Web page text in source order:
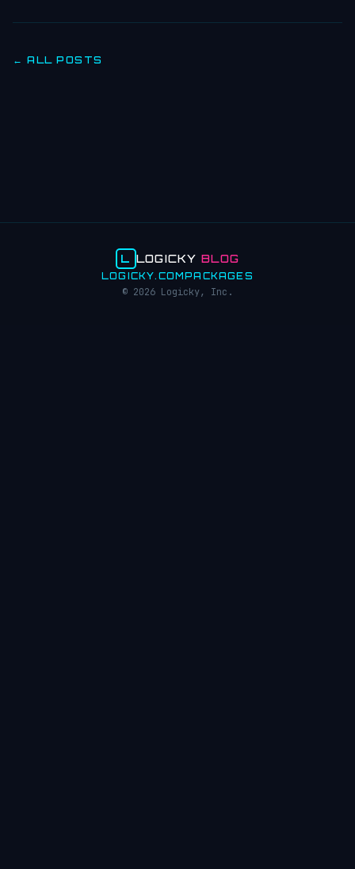
← ALL POSTS
L LOGICKYBLOG
LOGICKY.COMPACKAGES
© 2026 Logicky, Inc.